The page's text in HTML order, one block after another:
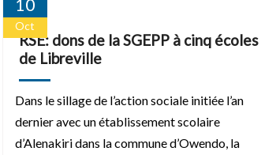
10
Oct
RSE: dons de la SGEPP à cinq écoles
de Libreville
Dans le sillage de l’action sociale initiée l’an
dernier avec un établissement scolaire
d’Alenakiri dans la commune d’Owendo, la